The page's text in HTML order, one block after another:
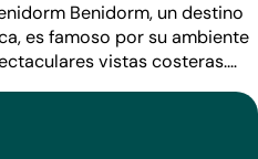
Benidorm, un destino
es famoso por su ambiente
vistas costeras.…